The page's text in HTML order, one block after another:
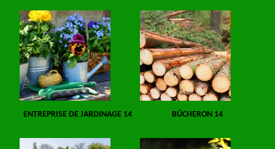
ENTREPRISE DE JARDINAGE 14 BÛCHERON 14